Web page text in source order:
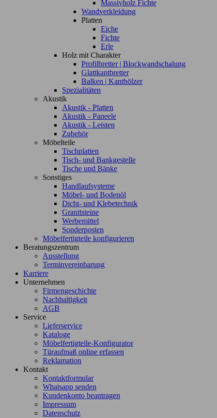
Massivholz Fichte
Wandverkleidung
Platten
Eiche
Fichte
Erle
Holz mit Charakter
Profilbretter | Blockwandschalung
Glattkantbretter
Balken | Kanthölzer
Spezialitäten
Akustik
Akustik - Platten
Akustik - Paneele
Akustik - Leisten
Zubehör
Möbelteile
Tischplatten
Tisch- und Bankgestelle
Tische und Bänke
Sonstiges
Handlaufsysteme
Möbel- und Bodenöl
Dicht- und Klebetechnik
Granitsteine
Werbemittel
Sonderposten
Möbelfertigteile konfigurieren
Beratungszentrum
Ausstellung
Terminvereinbarung
Karriere
Unternehmen
Firmengeschichte
Nachhaltigkeit
AGB
Service
Lieferservice
Kataloge
Möbelfertigteile-Konfigurator
Türaufmaß online erfassen
Reklamation
Kontakt
Kontaktformular
Whatsapp senden
Kundenkonto beantragen
Impressum
Datenschutz